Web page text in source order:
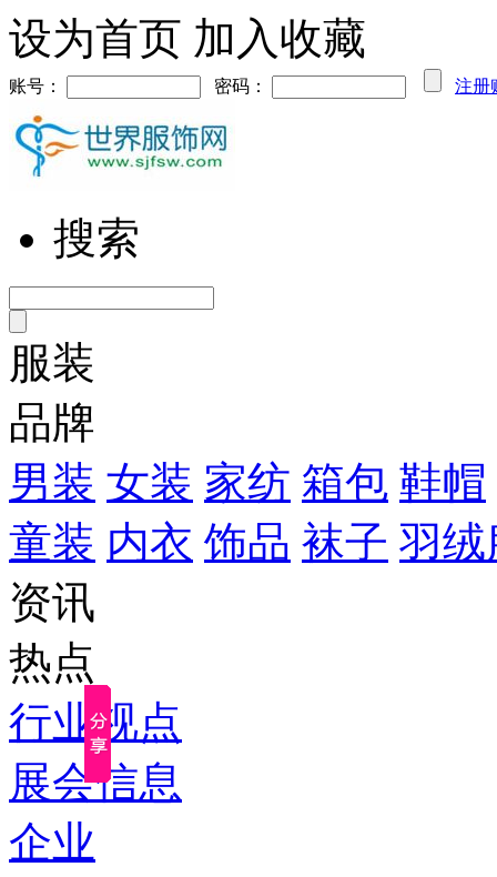
设为首页 加入收藏
账号： 密码： 注册
搜索
服装
品牌
男装 女装 家纺 箱包 鞋帽
童装 内衣 饰品 袜子 羽绒
资讯
热点
行业视点
展会信息
企业